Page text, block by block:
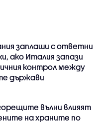
заплаши с ответни
ако Италия запази
контрол между
държави
вълни влияят
на храните по